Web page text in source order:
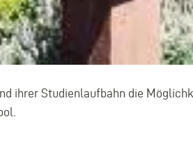
ihrer Studienlaufbahn die